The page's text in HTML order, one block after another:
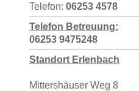
Telefon: 06253 4578
Telefon Betreuung:
06253 9475248
Standort Erlenbach
Mittershäuser Weg 8